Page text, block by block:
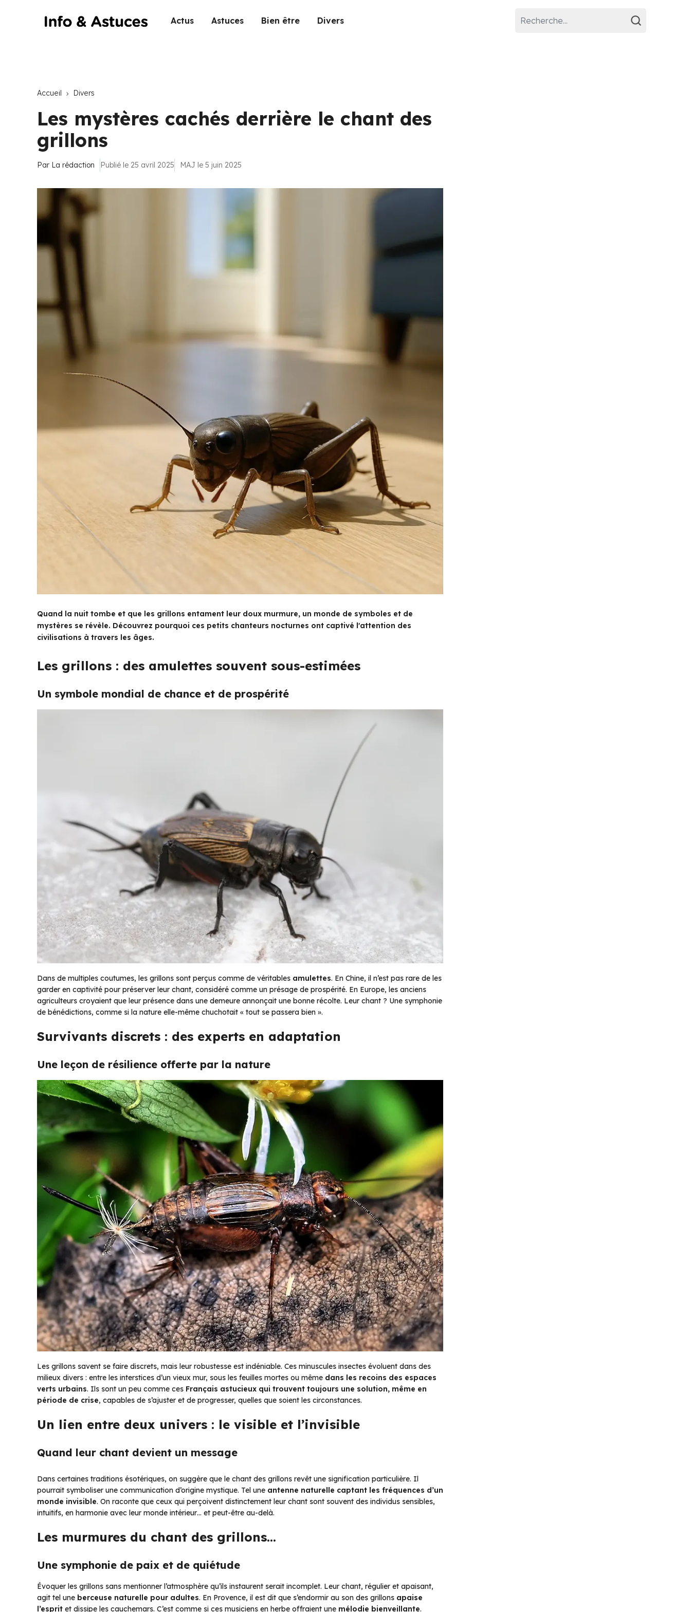
Actus Astuces Bien être Divers
Accueil Divers
Les mystères cachés derrière le chant des
grillons
Par La rédaction Publié le 25 avril 2025 MAJ le 5 juin 2025
Quand la nuit tombe et que les grillons entament leur doux murmure, un monde de symboles et de
mystères se révèle. Découvrez pourquoi ces petits chanteurs nocturnes ont captivé l'attention des
civilisations à travers les âges.
Les grillons : des amulettes souvent sous-estimées
Un symbole mondial de chance et de prospérité
Dans de multiples coutumes, les grillons sont perçus comme de véritables amulettes. En Chine, il n’est pas rare de les
garder en captivité pour préserver leur chant, considéré comme un présage de prospérité. En Europe, les anciens
agriculteurs croyaient que leur présence dans une demeure annonçait une bonne récolte. Leur chant ? Une symphonie
de bénédictions, comme si la nature elle-même chuchotait « tout se passera bien ».
Survivants discrets : des experts en adaptation
Une leçon de résilience offerte par la nature
Les grillons savent se faire discrets, mais leur robustesse est indéniable. Ces minuscules insectes évoluent dans des
milieux divers : entre les interstices d’un vieux mur, sous les feuilles mortes ou même dans les recoins des espaces
verts urbains. Ils sont un peu comme ces Français astucieux qui trouvent toujours une solution, même en
période de crise, capables de s’ajuster et de progresser, quelles que soient les circonstances.
Un lien entre deux univers : le visible et l’invisible
Quand leur chant devient un message
Dans certaines traditions ésotériques, on suggère que le chant des grillons revêt une signification particulière. Il
pourrait symboliser une communication d’origine mystique. Tel une antenne naturelle captant les fréquences d’un
monde invisible. On raconte que ceux qui perçoivent distinctement leur chant sont souvent des individus sensibles,
intuitifs, en harmonie avec leur monde intérieur… et peut-être au-delà.
Les murmures du chant des grillons…
Une symphonie de paix et de quiétude
Évoquer les grillons sans mentionner l’atmosphère qu’ils instaurent serait incomplet. Leur chant, régulier et apaisant,
agit tel une berceuse naturelle pour adultes. En Provence, il est dit que s’endormir au son des grillons apaise
l’esprit et dissipe les cauchemars. C’est comme si ces musiciens en herbe offraient une mélodie bienveillante.